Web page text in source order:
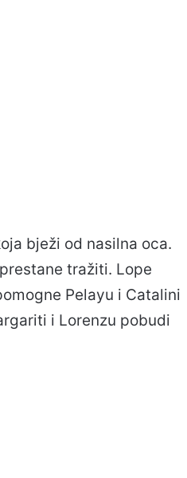
bježi od nasilna oca.
tražiti. Lope
Pelayu i Catalini
i Lorenzu pobudi